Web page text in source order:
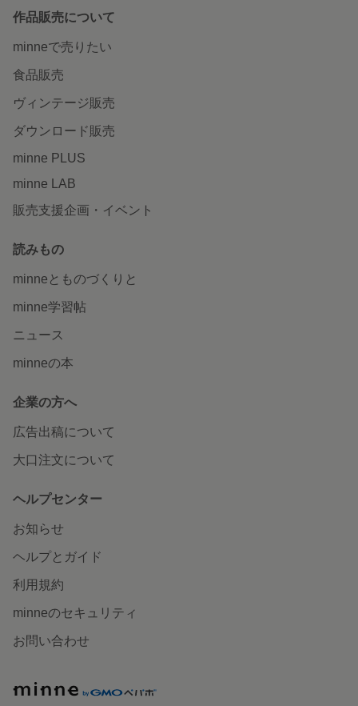
作品販売について
minneで売りたい
食品販売
ヴィンテージ販売
ダウンロード販売
minne PLUS
minne LAB
販売支援企画・イベント
読みもの
minneとものづくりと
minne学習帖
ニュース
minneの本
企業の方へ
広告出稿について
大口注文について
ヘルプセンター
お知らせ
ヘルプとガイド
利用規約
minneのセキュリティ
お問い合わせ